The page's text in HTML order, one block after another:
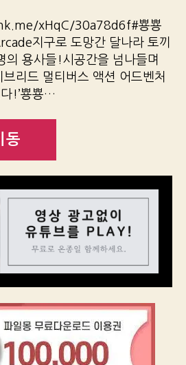
xHqC/30a78d6f#뿅뿅
지구로 도망간 달나라 토끼
의 용사들!시공간을 넘나들며
리드 멀티버스 액션 어드벤처
!’뿅뿅…
동